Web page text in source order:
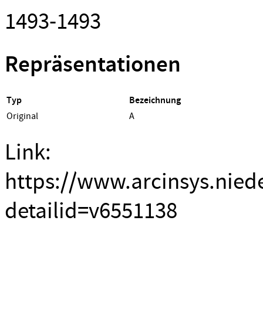
1493-1493
Repräsentationen
Typ Bezeichnung
Original A
Link:
https://
detailid=v6551138